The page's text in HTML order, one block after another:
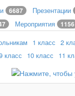
6687
Презентации
Мероприятия 1156
1 класс 2
класс 10 класс 11